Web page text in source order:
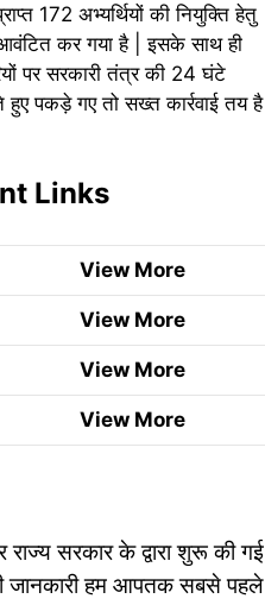
172 अभ्यर्थियों की नियुक्ति हेतु
कर गया है | इसके साथ ही
पर सरकारी तंत्र की 24 घंटे
पकड़े गए तो सख्त कार्रवाई तय है
Links
View More
View More
View More
View More
सरकार के द्वारा शुरू की गई
जानकारी हम आपतक सबसे पहले